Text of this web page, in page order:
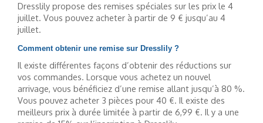
Dresslily propose des remises spéciales sur les prix le 4
juillet. Vous pouvez acheter à partir de 9 € jusqu’au 4
juillet.
Comment obtenir une remise sur Dresslily ?
Il existe différentes façons d’obtenir des réductions sur
vos commandes. Lorsque vous achetez un nouvel
arrivage, vous bénéficiez d’une remise allant jusqu’à 80 %.
Vous pouvez acheter 3 pièces pour 40 €. Il existe des
meilleurs prix à durée limitée à partir de 6,99 €. Il y a une